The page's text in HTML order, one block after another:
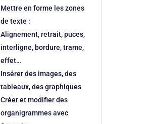
Mettre en forme les zones
de texte :
Alignement, retrait, puces,
interligne, bordure, trame,
effet…
Insérer des images, des
tableaux, des graphiques
Créer et modifier des
organigrammes avec